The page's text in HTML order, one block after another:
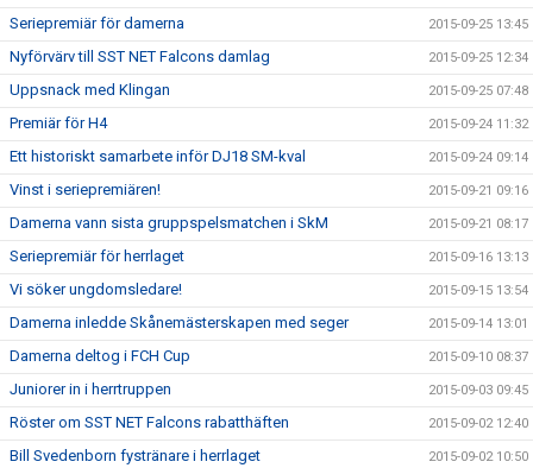
Seriepremiär för damerna 2015-09-25 13:45
Nyförvärv till SST NET Falcons damlag 2015-09-25 12:34
Uppsnack med Klingan 2015-09-25 07:48
Premiär för H4 2015-09-24 11:32
Ett historiskt samarbete inför DJ18 SM-kval 2015-09-24 09:14
Vinst i seriepremiären! 2015-09-21 09:16
Damerna vann sista gruppspelsmatchen i SkM 2015-09-21 08:17
Seriepremiär för herrlaget 2015-09-16 13:13
Vi söker ungdomsledare! 2015-09-15 13:54
Damerna inledde Skånemästerskapen med seger 2015-09-14 13:01
Damerna deltog i FCH Cup 2015-09-10 08:37
Juniorer in i herrtruppen 2015-09-03 09:45
Röster om SST NET Falcons rabatthäften 2015-09-02 12:40
Bill Svedenborn fystränare i herrlaget 2015-09-02 10:50